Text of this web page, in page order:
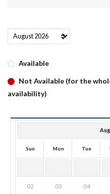
Available
Not Available (for the
availability)
Sun Mon Tue
02 03 04